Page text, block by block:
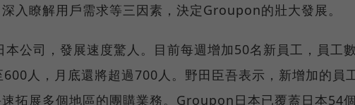
入瞭解用戶需求等三因素，決定Groupon的壯大發展。
公司，發展速度驚人。目前每週增加50名新員工，員工數
人，月底還將超過700人。野田臣吾表示，新增加的員
拓展多個地區的團購業務。Groupon日本已覆蓋日本54個